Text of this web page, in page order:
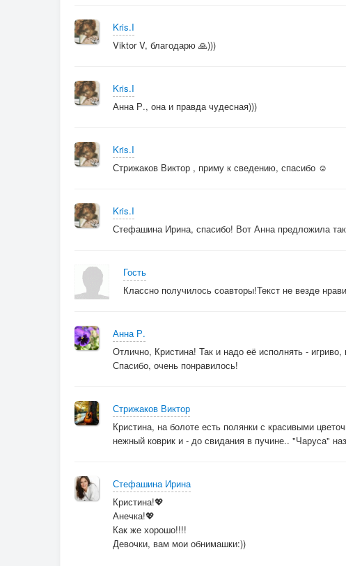
Kris.I
Viktor V, благодарю 🙏)))
Kris.I
Анна Р., она и правда чудесная)))
Kris.I
Стрижаков Виктор , приму к сведению, спасибо ☺️
Kris.I
Стефашина Ирина, спасибо! Вот Анна предложила
Гость
Классно получилось соавторы!Текст не везде
Анна Р.
Отлично, Кристина! Так и надо её исполнять -
Спасибо, очень понравилось!
Стрижаков Виктор
Кристина, на болоте есть полянки с красивыми
нежный коврик и - до свидания в пучине.. "Чаруса"
Стефашина Ирина
Кристина!💖
Анечка!💖
Как же хорошо!!!!
Девочки, вам мои обнимашки:))